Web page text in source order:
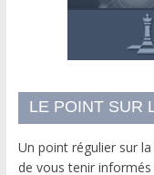
LE POINT SUR
Un point régulier sur
de vous tenir